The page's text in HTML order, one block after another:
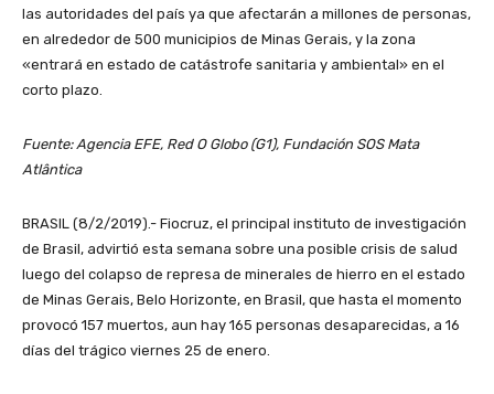
las autoridades del país ya que afectarán a millones de personas,
en alrededor de 500 municipios de Minas Gerais, y la zona
«entrará en estado de catástrofe sanitaria y ambiental» en el
corto plazo.
Fuente: Agencia EFE, Red O Globo (G1), Fundación SOS Mata
Atlântica
BRASIL (8/2/2019).- Fiocruz, el principal instituto de investigación
de Brasil, advirtió esta semana sobre una posible crisis de salud
luego del colapso de represa de minerales de hierro en el estado
de Minas Gerais, Belo Horizonte, en Brasil, que hasta el momento
provocó 157 muertos, aun hay 165 personas desaparecidas, a 16
días del trágico viernes 25 de enero.